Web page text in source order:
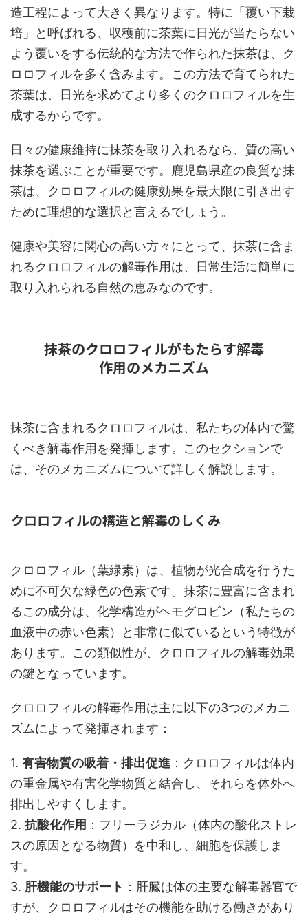
造工程によって大きく異なります。特に「覆い下栽
培」と呼ばれる、収穫前に茶葉に日光が当たらない
よう覆いをする伝統的な方法で作られた抹茶は、ク
ロロフィルを多く含みます。この方法で育てられた
茶葉は、日光を求めてより多くのクロロフィルを生
成するからです。
日々の健康維持に抹茶を取り入れるなら、質の高い
抹茶を選ぶことが重要です。鹿児島県産の良質な抹
茶は、クロロフィルの健康効果を最大限に引き出す
ために理想的な選択と言えるでしょう。
健康や美容に関心の高い方々にとって、抹茶に含ま
れるクロロフィルの解毒作用は、日常生活に簡単に
取り入れられる自然の恵みなのです。
抹茶のクロロフィルがもたらす解毒
作用のメカニズム
抹茶に含まれるクロロフィルは、私たちの体内で驚
くべき解毒作用を発揮します。このセクションで
は、そのメカニズムについて詳しく解説します。
クロロフィルの構造と解毒のしくみ
クロロフィル（葉緑素）は、植物が光合成を行うた
めに不可欠な緑色の色素です。抹茶に豊富に含まれ
るこの成分は、化学構造がヘモグロビン（私たちの
血液中の赤い色素）と非常に似ているという特徴が
あります。この類似性が、クロロフィルの解毒効果
の鍵となっています。
クロロフィルの解毒作用は主に以下の3つのメカニ
ズムによって発揮されます：
1. 有害物質の吸着・排出促進 ：クロロフィルは体内
の重金属や有害化学物質と結合し、それらを体外へ
排出しやすくします。
2. 抗酸化作用 ：フリーラジカル（体内の酸化ストレ
スの原因となる物質）を中和し、細胞を保護しま
す。
3. 肝機能のサポート ：肝臓は体の主要な解毒器官で
すが、クロロフィルはその機能を助ける働きがあり